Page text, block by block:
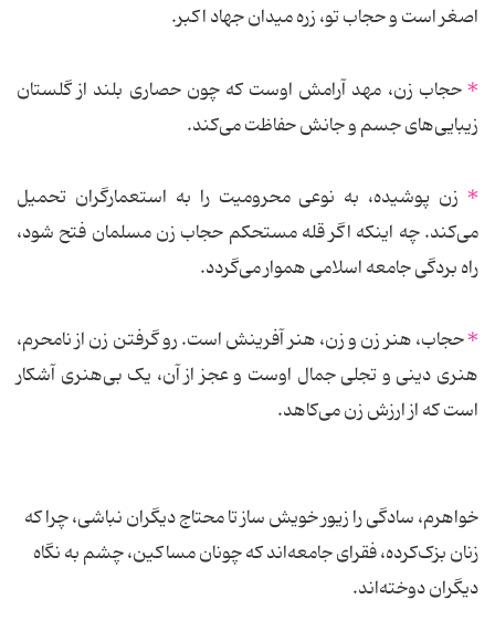
اصغر است و حجاب تو، زره میدان جهاد اکبر.
*حجاب زن، مهد آرامش اوست که چون حصاری بلند از گلستان
زیبایی‌های جسم و جانش حفاظت می‌کند.
* زن پوشیده، به نوعی محرومیت را به استعمارگران تحمیل
می‌کند. چه اینکه اگر قله مستحکم حجاب زن مسلمان فتح شود،
راه بردگی جامعه اسلامی هموار می‌گردد.
*حجاب، هنر زن و زن، هنر آفرینش است. رو گرفتن زن از نامحرم،
هنری دینی و تجلی جمال اوست و عجز از آن، یک بی‌هنری آشکار
است که از ارزش زن می‌کاهد.
خواهرم، سادگی را زیور خویش ساز تا محتاج دیگران نباشی، چرا که
زنان بزک‌کرده، فقرای جامعه‌اند که چونان مساکین، چشم به نگاه
دیگران دوخته‌اند.